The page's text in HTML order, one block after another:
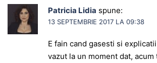
Patricia Lidia spune:
13 SEPTEMBRIE 2017 LA 09:38
E fain cand gasesti si
vazut la un moment dat,